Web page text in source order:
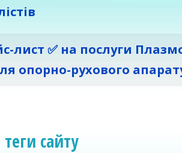
лист ✅ на послуги
опорно-рухового
сайту